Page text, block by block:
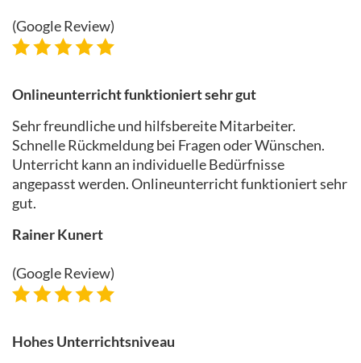
(Google Review)
Onlineunterricht funktioniert sehr gut
Sehr freundliche und hilfsbereite Mitarbeiter.
Schnelle Rückmeldung bei Fragen oder Wünschen.
Unterricht kann an individuelle Bedürfnisse
angepasst werden. Onlineunterricht funktioniert sehr
gut.
Rainer Kunert
(Google Review)
Hohes Unterrichtsniveau